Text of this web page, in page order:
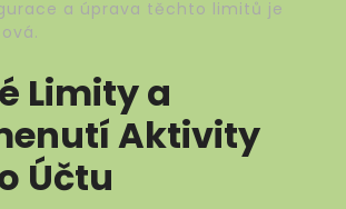
a úprava těchto limitů je
Limity a
Aktivity
Účtu